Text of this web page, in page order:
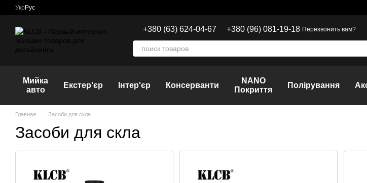
Перейти к основному контенту
Укр Рус
+380 (63) 624-04-67 +380 (96) 081-19-18 Перезвонить вам?
Мийка
авто
Екстер'єр Інтер'єр Консерванти
NANO
Покриття
Полірування
Главная Засоби для скла
Засоби для скла